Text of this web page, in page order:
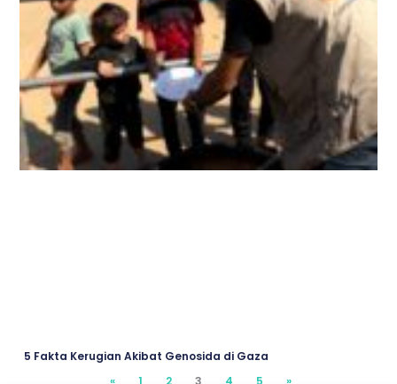
5 Fakta Kerugian Akibat Genosida di Gaza